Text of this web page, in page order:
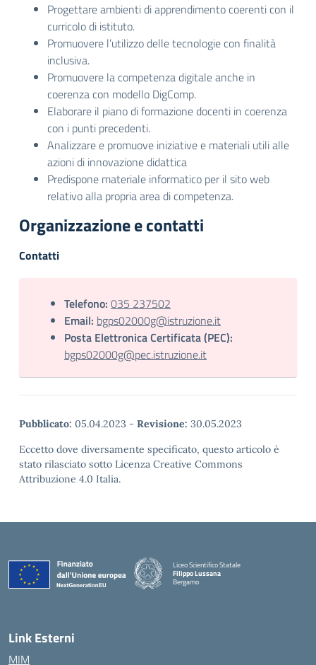
Progettare ambienti di apprendimento coerenti con il
curricolo di istituto.
Promuovere l’utilizzo delle tecnologie con finalità
inclusiva.
Promuovere la competenza digitale anche in
coerenza con modello DigComp.
Elaborare il piano di formazione docenti in coerenza
con i punti precedenti.
Analizzare e promuove iniziative e materiali utili alle
azioni di innovazione didattica
Predispone materiale informatico per il sito web
relativo alla propria area di competenza.
Organizzazione e contatti
Contatti
Telefono: 035 237502
Email: bgps02000g@istruzione.it
Posta Elettronica Certificata (PEC):
bgps02000g@pec.istruzione.it
Pubblicato: 05.04.2023 - Revisione: 30.05.2023
Eccetto dove diversamente specificato, questo articolo è
stato rilasciato sotto Licenza Creative Commons
Attribuzione 4.0 Italia.
Liceo Scientifico Statale
Filippo Lussana
Bergamo
— Visita la pagina iniziale della scuola
Link Esterni
MIM